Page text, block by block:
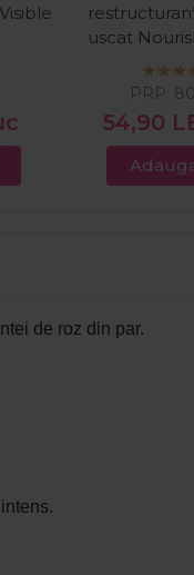
uscat
54,90
PRP:
de roz din par.
intens.